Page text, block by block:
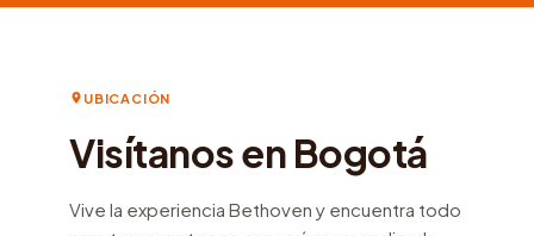
UBICACIÓN
Visítanos en Bogotá
Vive la experiencia Bethoven y encuentra todo